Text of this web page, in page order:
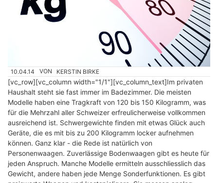
10.04.14 VON KERSTIN BIRKE
[vc_row][vc_column width="1/1"][vc_column_text]Im privaten
Haushalt steht sie fast immer im Badezimmer. Die meisten
Modelle haben eine Tragkraft von 120 bis 150 Kilogramm, was
für die Mehrzahl aller Schweizer erfreulicherweise vollkommen
ausreichend ist. Schwergewichte finden mit etwas Glück auch
Geräte, die es mit bis zu 200 Kilogramm locker aufnehmen
können. Ganz klar - die Rede ist natürlich von
Personenwaagen. Zuverlässige Bodenwaagen gibt es heute für
jeden Anspruch. Manche Modelle ermitteln ausschliesslich das
Gewicht, andere haben jede Menge Sonderfunktionen. Es gibt